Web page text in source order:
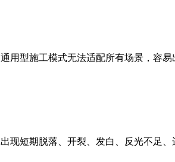
用型施工模式无法适配所有场景，容
现短期脱落、开裂、发白、反光不足